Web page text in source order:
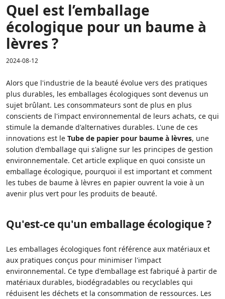
Quel est l’emballage
écologique pour un baume à
lèvres ?
2024-08-12
Alors que l'industrie de la beauté évolue vers des pratiques
plus durables, les emballages écologiques sont devenus un
sujet brûlant. Les consommateurs sont de plus en plus
conscients de l'impact environnemental de leurs achats, ce qui
stimule la demande d'alternatives durables. L'une de ces
innovations est le Tube de papier pour baume à lèvres, une
solution d'emballage qui s'aligne sur les principes de gestion
environnementale. Cet article explique en quoi consiste un
emballage écologique, pourquoi il est important et comment
les tubes de baume à lèvres en papier ouvrent la voie à un
avenir plus vert pour les produits de beauté.
Qu'est-ce qu'un emballage écologique ?
Les emballages écologiques font référence aux matériaux et
aux pratiques conçus pour minimiser l'impact
environnemental. Ce type d'emballage est fabriqué à partir de
matériaux durables, biodégradables ou recyclables qui
réduisent les déchets et la consommation de ressources. Les